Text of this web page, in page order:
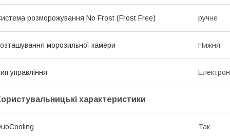
розморожування No Frost (Frost Free) ручне
морозильної камери Нижня
управління
характеристики
Так